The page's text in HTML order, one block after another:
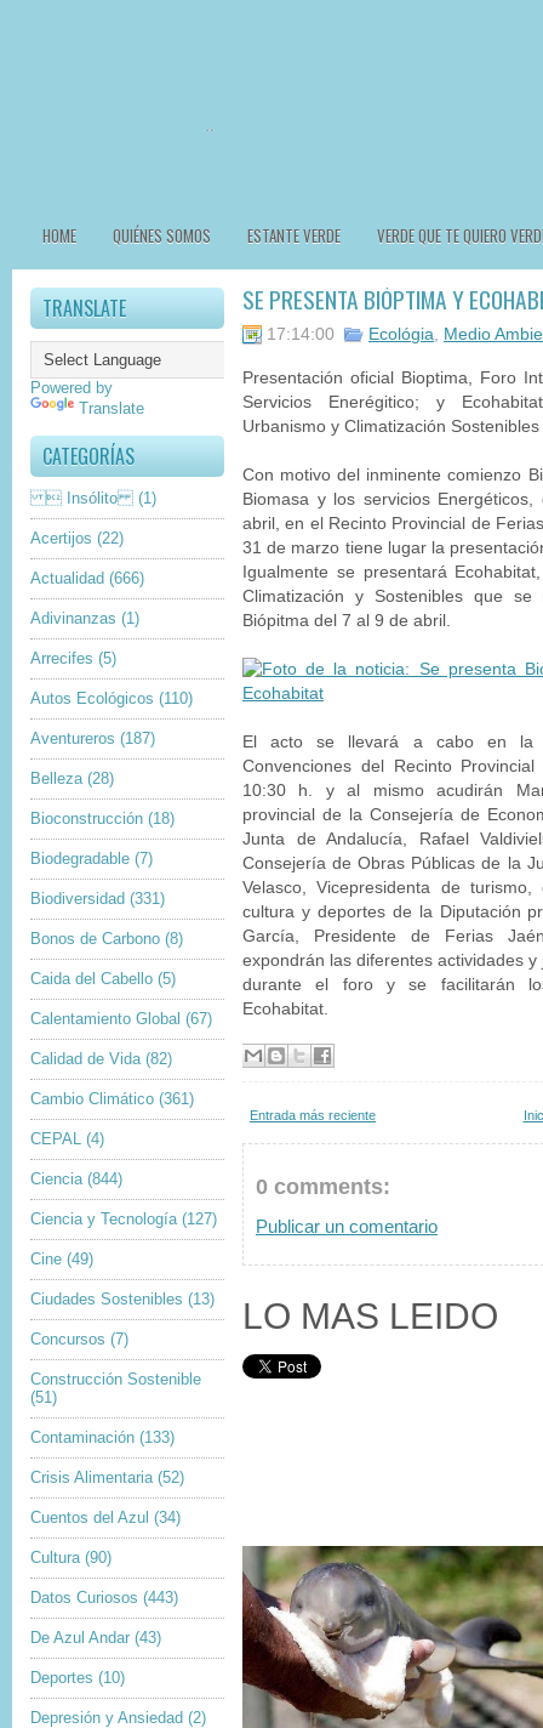
HOME QUIÉNES SOMOS ESTANTE VERDE VERDE QUE TE QUIERO
TRANSLATE
Powered by
Translate
CATEGORÍAS
 Insólito (1)
Acertijos (22)
Actualidad (666)
Adivinanzas (1)
Arrecifes (5)
Autos Ecológicos (110)
Aventureros (187)
Belleza (28)
Bioconstrucción (18)
Biodegradable (7)
Biodiversidad (331)
Bonos de Carbono (8)
Caida del Cabello (5)
Calentamiento Global (67)
Calidad de Vida (82)
Cambio Climático (361)
CEPAL (4)
Ciencia (844)
Ciencia y Tecnología (127)
Cine (49)
Ciudades Sostenibles (13)
Concursos (7)
Construcción Sostenible
(51)
Contaminación (133)
Crisis Alimentaria (52)
Cuentos del Azul (34)
Cultura (90)
Datos Curiosos (443)
De Azul Andar (43)
Deportes (10)
Depresión y Ansiedad (2)
SE PRESENTA BIÓPTIMA Y
17:14:00 Ecológia, Medio
Presentación oficial Bioptima, Foro
Servicios Enerégitico; y
Urbanismo y Climatización Sostenibles
Con motivo del inminente comienzo
Biomasa y los servicios
abril, en el Recinto Provincial de
31 de marzo tiene lugar la
Igualmente se presentará
Climatización y Sostenibles que
Biópitma del 7 al 9 de abril.
El acto se llevará a cabo en la
Convenciones del Recinto
10:30 h. y al mismo acudirán
provincial de la Consejería de
Junta de Andalucía, Rafael
Consejería de Obras Públicas de la
Velasco, Vicepresidenta de turismo,
cultura y deportes de la Diputación
García, Presidente de Ferias
expondrán las diferentes actividades
durante el foro y se facilitarán
Ecohabitat.
Entrada más reciente
0 comments:
Publicar un comentario
LO MAS LEIDO